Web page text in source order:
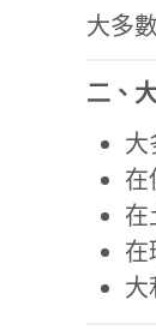
大多
二、
大
在
在
在
大